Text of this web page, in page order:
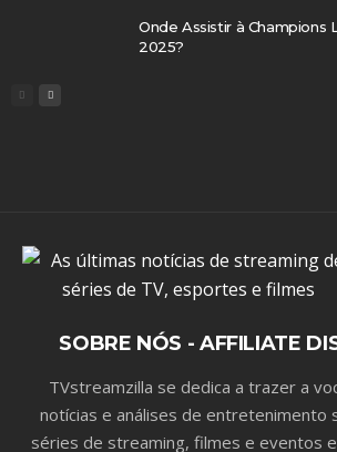
Onde Assistir à Champions
2025?
SOBRE NÓS - AFFILIATE
TVstreamzilla se dedica a trazer a
notícias e análises de entretenimento
séries de streaming, filmes e eventos